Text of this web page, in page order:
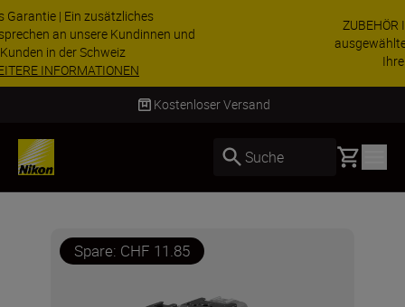
ZUBEHÖR IM ANGEBOT | Sparen Sie 15 % auf
ausgewähltes Zubehör und vervollständigen Sie
Ihre Ausrüstu...
Lieferung innerhalb von 4–6 Werktagen
Suche Basket
Spare: CHF 11.85